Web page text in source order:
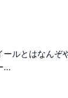
ールとはなんぞ
...